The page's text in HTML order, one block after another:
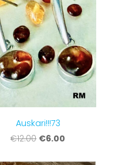
Auskari!!!73
€12.00 €6.00